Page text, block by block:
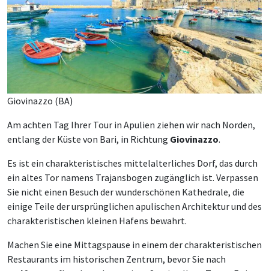
Giovinazzo (BA)
Am achten Tag Ihrer Tour in Apulien ziehen wir nach Norden,
entlang der Küste von Bari, in Richtung Giovinazzo.
Es ist ein charakteristisches mittelalterliches Dorf, das durch
ein altes Tor namens Trajansbogen zugänglich ist. Verpassen
Sie nicht einen Besuch der wunderschönen Kathedrale, die
einige Teile der ursprünglichen apulischen Architektur und des
charakteristischen kleinen Hafens bewahrt.
Machen Sie eine Mittagspause in einem der charakteristischen
Restaurants im historischen Zentrum, bevor Sie nach